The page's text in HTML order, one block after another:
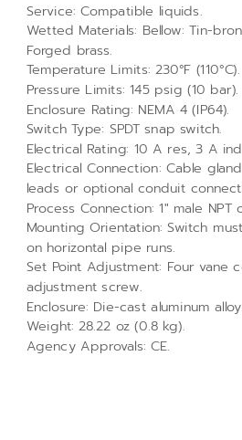
Service: Compatible liquids.
Wetted Materials: Bellow: Tin-
Forged brass.
Temperature Limits: 230°F (110°C).
Pressure Limits: 145 psig (10 bar).
Enclosure Rating: NEMA 4 (IP64).
Switch Type: SPDT snap switch.
Electrical Rating: 10 A res, 3 A
Electrical Connection: Cable
leads or optional conduit
Process Connection: 1" male NPT
Mounting Orientation: Switch
on horizontal pipe runs.
Set Point Adjustment: Four vane
adjustment screw.
Enclosure: Die-cast aluminum alloy.
Weight: 28.22 oz (0.8 kg).
Agency Approvals: CE.